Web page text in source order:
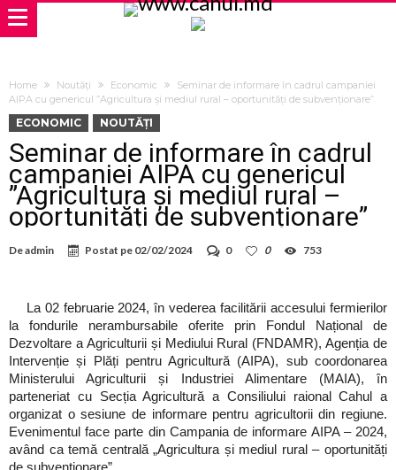
Home Noutăți Economic
Seminar de informare în cadrul campaniei
AIPA cu genericul ”Agricultura și mediul rural – oportunități de subvenționare”
ECONOMIC NOUTĂȚI
Seminar de informare în cadrul
campaniei AIPA cu genericul
”Agricultura și mediul rural –
oportunități de subvenționare”
Deadmin Postat pe 02/02/2024 0 0 753
La 02 februarie 2024, în vederea facilitării accesului fermierilor
la fondurile nerambursabile oferite prin Fondul Național de
Dezvoltare a Agriculturii și Mediului Rural (FNDAMR), Agenția de
Intervenție și Plăți pentru Agricultură (AIPA), sub coordonarea
Ministerului Agriculturii și Industriei Alimentare (MAIA), în
parteneriat cu Secția Agricultură a Consiliului raional Cahul a
organizat o sesiune de informare pentru agricultorii din regiune.
Evenimentul face parte din Campania de informare AIPA – 2024,
având ca temă centrală „Agricultura și mediul rural – oportunități
de subvenționare”.